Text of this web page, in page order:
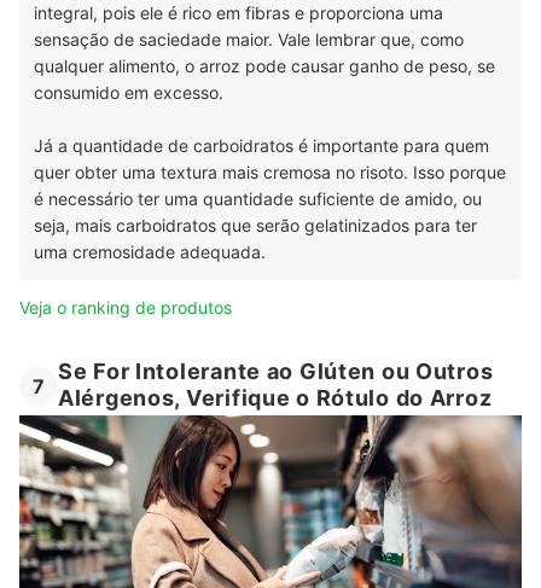
integral, pois ele é rico em fibras e proporciona uma
sensação de saciedade maior. Vale lembrar que, como
qualquer alimento, o arroz pode causar ganho de peso, se
consumido em excesso.
Já a quantidade de carboidratos é importante para quem
quer obter uma textura mais cremosa no risoto. Isso porque
é necessário ter uma quantidade suficiente de amido, ou
seja, mais carboidratos que serão gelatinizados para ter
uma cremosidade adequada.
Veja o ranking de produtos
7
Se For Intolerante ao Glúten ou Outros
Alérgenos, Verifique o Rótulo do Arroz